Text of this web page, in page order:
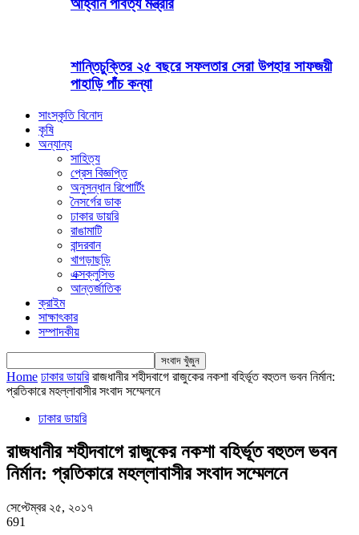
আহ্বান পার্বত্য মন্ত্রীর
শান্তিচুক্তির ২৫ বছরে সফলতার সেরা উপহার সাফজয়ী
পাহাড়ি পাঁচ কন্যা
সাংস্কৃতি বিনোদ
কৃষি
অন্যান্য
সাহিত্য
প্রেস বিজ্ঞপ্তি
অনুসন্ধান রিপোর্টিং
নৈসর্গের ডাক
ঢাকার ডায়রি
রাঙামাটি
বান্দরবান
খাগড়াছড়ি
এক্সক্লুসিভ
আন্তর্জাতিক
ক্রাইম
সাক্ষাৎকার
সম্পাদকীয়
Home ঢাকার ডায়রি রাজধানীর শহীদবাগে রাজুকের নকশা বহির্ভূত বহুতল ভবন নির্মান:
প্রতিকারে মহল্লাবাসীর সংবাদ সম্মেলনে
ঢাকার ডায়রি
রাজধানীর শহীদবাগে রাজুকের নকশা বহির্ভূত বহুতল ভবন
নির্মান: প্রতিকারে মহল্লাবাসীর সংবাদ সম্মেলনে
সেপ্টেম্বর ২৫, ২০১৭
691